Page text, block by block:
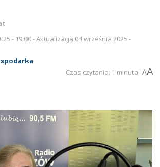
- 19:00 - Aktualizacja 04 września 2025 -
Czas czytania: 1 minuta AA